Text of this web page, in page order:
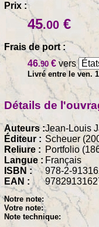
Prix :
45.00 €
Frais de port :
46.90 € vers
Livré entre le ven.
Détails de
Auteurs :Jean-Louis
Éditeur : Scheuer
Reliure : Portfolio
Langue : Français
ISBN :
978-2-
EAN :
Notre note:
Votre note:
Note technique: